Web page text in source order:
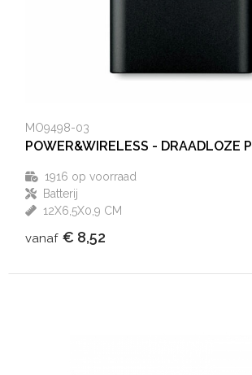
MO9498-03
POWER&WIRELESS - DRAADLOZE
1916 op voorraad
Batterij
12X6,5X0,9 CM
vanaf € 8,52